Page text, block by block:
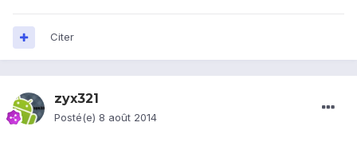
Citer
zyx321
Posté(e) 8 août 2014